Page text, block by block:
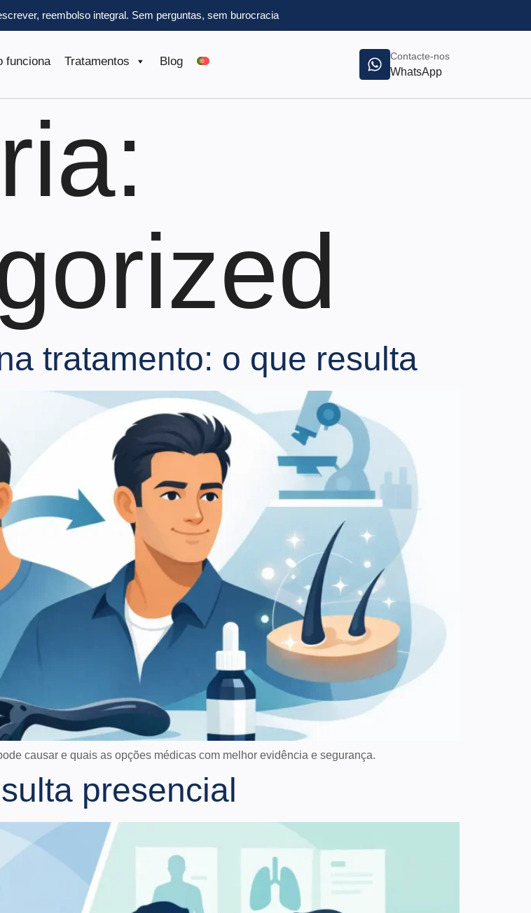
reembolso integral. Sem perguntas, sem burocracia
funciona Tratamentos Blog Contacte-nos
WhatsApp
tratamento: o que resulta
causar e quais as opções médicas com melhor evidência e segurança.
presencial